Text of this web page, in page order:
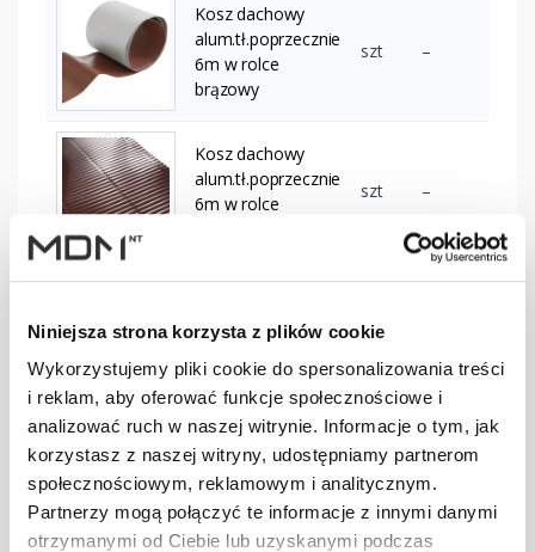
Niniejsza strona korzysta z plików cookie
Wykorzystujemy pliki cookie do spersonalizowania treści
i reklam, aby oferować funkcje społecznościowe i
analizować ruch w naszej witrynie. Informacje o tym, jak
korzystasz z naszej witryny, udostępniamy partnerom
społecznościowym, reklamowym i analitycznym.
Partnerzy mogą połączyć te informacje z innymi danymi
otrzymanymi od Ciebie lub uzyskanymi podczas
Kosz dachowy
alum.tł.poprzecznie
6m w rolce
brązowy
szt –
Kosz dachowy
alum.tł.poprzecznie
6m w rolce
szt –
6m w rolce
ceglasty
szt
Kosz dachowy
alum.tł.poprzecznie
6m w rolce czarny
szt